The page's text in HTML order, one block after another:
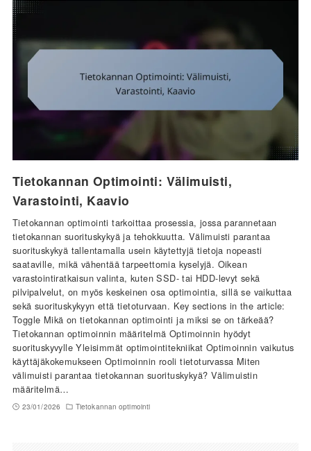
Tietokannan Optimointi: Välimuisti,
Varastointi, Kaavio
Tietokannan optimointi tarkoittaa prosessia, jossa parannetaan
tietokannan suorituskykyä ja tehokkuutta. Välimuisti parantaa
suorituskykyä tallentamalla usein käytettyjä tietoja nopeasti
saataville, mikä vähentää tarpeettomia kyselyjä. Oikean
varastointiratkaisun valinta, kuten SSD- tai HDD-levyt sekä
pilvipalvelut, on myös keskeinen osa optimointia, sillä se vaikuttaa
sekä suorituskykyyn että tietoturvaan. Key sections in the article:
Toggle Mikä on tietokannan optimointi ja miksi se on tärkeää?
Tietokannan optimoinnin määritelmä Optimoinnin hyödyt
suorituskyvylle Yleisimmät optimointitekniikat Optimoinnin vaikutus
käyttäjäkokemukseen Optimoinnin rooli tietoturvassa Miten
välimuisti parantaa tietokannan suorituskykyä? Välimuistin
määritelmä…
23/01/2026 Tietokannan optimointi